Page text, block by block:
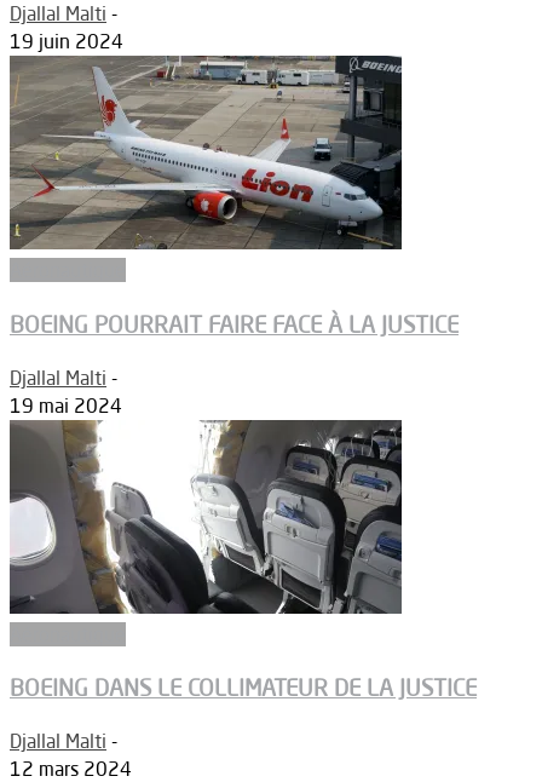
Djallal Malti -
19 juin 2024
BOEING POURRAIT FAIRE FACE À LA JUSTICE
Djallal Malti -
19 mai 2024
BOEING DANS LE COLLIMATEUR DE LA JUSTICE
Djallal Malti -
12 mars 2024